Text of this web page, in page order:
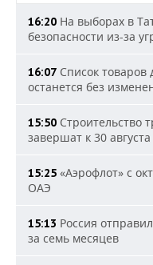
16:20 На выборах в
безопасности из-за
16:07 Список товаров
останется без
15:50 Строительство
завершат к 30 августа
15:25 «Аэрофлот» с
ОАЭ
15:13 Россия
за семь месяцев